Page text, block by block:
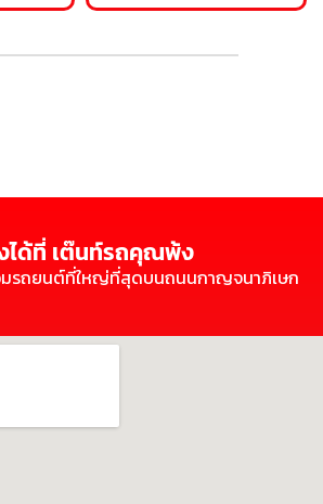
ได้ที่ เต๊นท์รถคุณพ้ง
มรถยนต์ที่ใหญ่ที่สุดบนถนนกาญจนาภิเษก